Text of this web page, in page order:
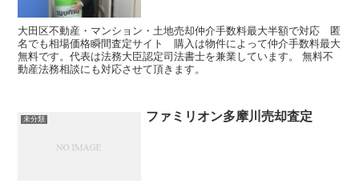
大田区不動産・マンション・土地売却仲介手数料最大半額で対応 匿
名でも相場価格瞬間査定サイト 購入は物件によって仲介手数料最大
無料です。代表は法務大臣認定司法書士を兼業しています。 無料不
動産法務相談にも対応させて頂きます。
未分類 ファミリオン多摩川売却査定